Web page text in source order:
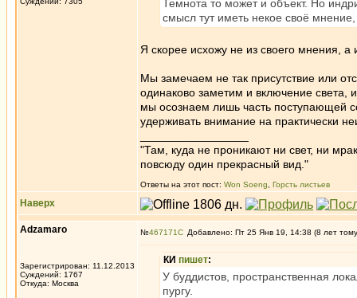
Темнота то может и объект. Но
смысл тут иметь некое своё
Я скорее исхожу не из своего мнения, а
Мы замечаем не так присутствие или
одинаково заметим и включение
мы осознаем лишь часть поступающей
удерживать внимание на практически
"Там, куда не проникают ни свет, ни
повсюду один прекрасный вид."
Ответы на этот пост: Won Soeng Горсть листьев
Наверх
Adzamaro
Зарегистрирован: 11.12.2013
Суждений: 1767
Откуда: Москва
№467171 Добавлено: Пт 25 Янв 19, 14:38 (8 лет
КИ пишет:
У буддистов, пространственная
пургу.